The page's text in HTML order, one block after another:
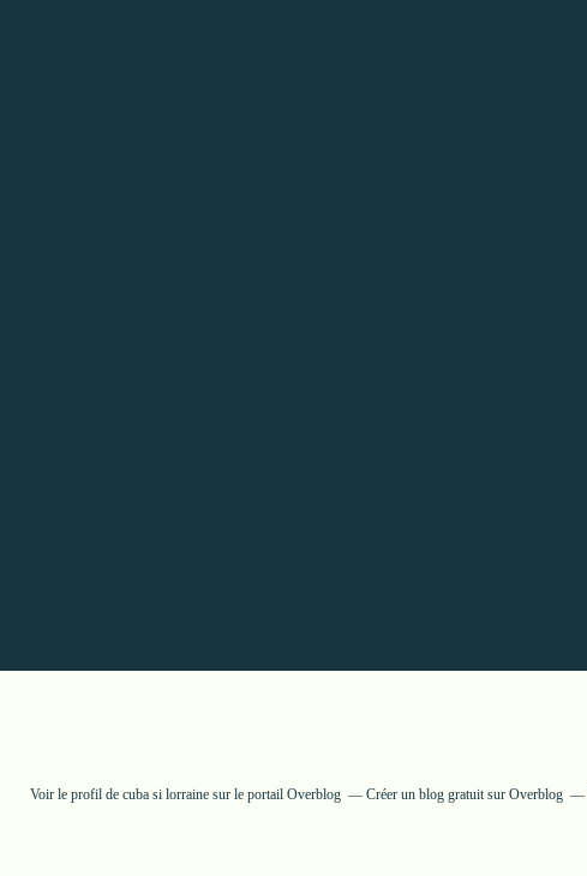
Voir le profil de cuba si lorrainesur le portail Overblog Créer un blog gratuit sur Overblog